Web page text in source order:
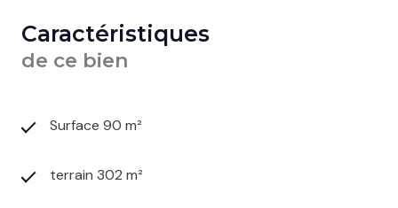
Caractéristiques
de ce bien
Surface 90 m²
terrain 302 m²